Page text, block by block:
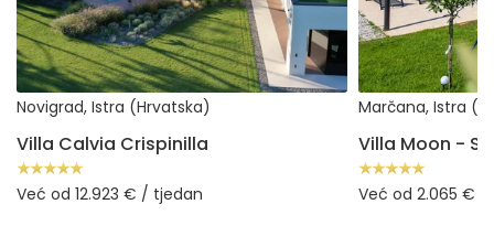
Novigrad, Istra (Hrvatska)
Villa Calvia Crispinilla
Već od 12.923 € / tjedan
Marčana, Istra
Već od 2.065 € /